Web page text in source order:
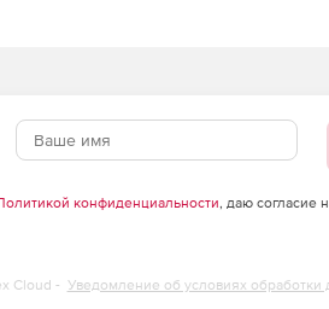
конфиденциальности, даю согласие
Cloud - Уведомление об условиях обработки